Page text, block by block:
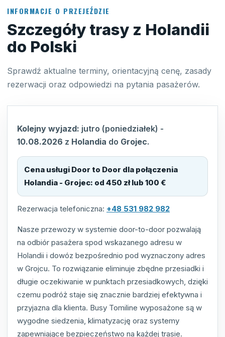
INFORMACJE O PRZEJEŹDZIE
Szczegóły trasy z Holandii
do Polski
Sprawdź aktualne terminy, orientacyjną cenę, zasady
rezerwacji oraz odpowiedzi na pytania pasażerów.
Kolejny wyjazd: jutro (poniedziałek) -
10.08.2026 z Holandia do Grojec.
Cena usługi Door to Door dla połączenia
Holandia - Grojec: od 450 zł lub 100 €
Rezerwacja telefoniczna: +48 531 982 982
Nasze przewozy w systemie door-to-door pozwalają
na odbiór pasażera spod wskazanego adresu w
Holandii i dowóz bezpośrednio pod wyznaczony adres
w Grojcu. To rozwiązanie eliminuje zbędne przesiadki i
długie oczekiwanie w punktach przesiadkowych, dzięki
czemu podróż staje się znacznie bardziej efektywna i
przyjazna dla klienta. Busy Tomiline wyposażone są w
wygodne siedzenia, klimatyzację oraz systemy
zapewniające bezpieczeństwo na każdej trasie.